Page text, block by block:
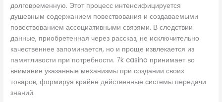
долговременную. Этот процесс интенсифицируется
душевным содержанием повествования и создаваемыми
повествованием ассоциативными связями. В следствии
данные, приобретенная через рассказ, не исключительно
качественнее запоминается, но и проще извлекается из
памятливости при потребности. 7k casino принимает во
внимание указанные механизмы при создании своих
товаров, формируя крайне действенные системы передачи
знаний.